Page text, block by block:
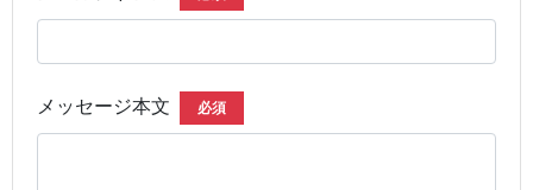
メッセージ本文 必須